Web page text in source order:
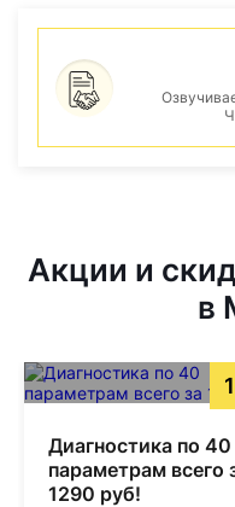
Акции и
в
Диагностика по 40
параметрам всего
1290 руб!